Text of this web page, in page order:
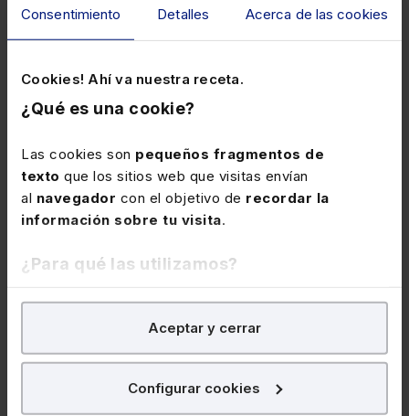
Consentimiento Detalles Acerca de las cookies
Cookies! Ahí va nuestra receta.
¿Qué es una cookie?
Las cookies son pequeños fragmentos de
texto que los sitios web que visitas envían
al navegador con el objetivo de recordar la
información sobre tu visita.
¿Para qué las utilizamos?
En Lefebvre utilizamos las cookies confines
para tratar demejorar tu experiencia
nuestra página web. También con fines publicitarios,
Aceptar y cerrar
Configurar cookies
Fiscal
16 de noviembre de 2026
empresarial 2026 (4 sesiones webinar)
★★★★★ (0)